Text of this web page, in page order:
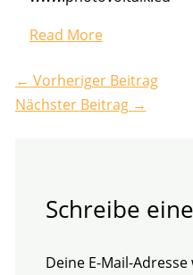
Read More
← Vorheriger Beitrag
Nächster Beitrag →
Schreibe
Deine E-Mail-